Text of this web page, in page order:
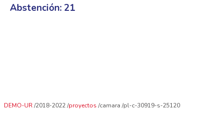
Abstención: 21
DEMO-UR 2018-2022 proyectos camara pl-c-30919-s-25120